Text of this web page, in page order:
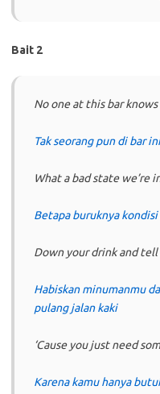
Bait 2
No one at this bar knows
Tak seorang pun di bar
What a bad state we’re
Betapa buruknya
Down your drink and
Habiskan minumanmu
pulang jalan kaki
‘Cause you just need
Karena kamu hanya